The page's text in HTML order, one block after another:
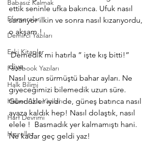
Babasız Kalmak
Efemeralar
Demirci Yazıları
Eski Kitaplar
Facebook Yazıları
Halk Bilimi
Haber Akis Yazıları
Harf Devrimi
Hızırellez
ettik seninle ufka bakınca. Ufuk nasıl
sararıyor ilkin ve sonra nasıl kızarıyordu,
o akşam.!
Demedik mi hatırla ” işte kış bitti!”
diye.
Nasıl uzun sürmüştü bahar ayları. Ne
giyeceğimizi bilemedik uzun süre.
Gündüzler iyidi de, güneş batınca nasıl
ayaza kaldık hep! Nasıl dolaştık, nasıl
elele !  Basmadık yer kalmamıştı hani.
Ne kadar geç geldi yaz!